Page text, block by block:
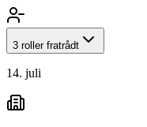
3 roller fratrådt
14. juli